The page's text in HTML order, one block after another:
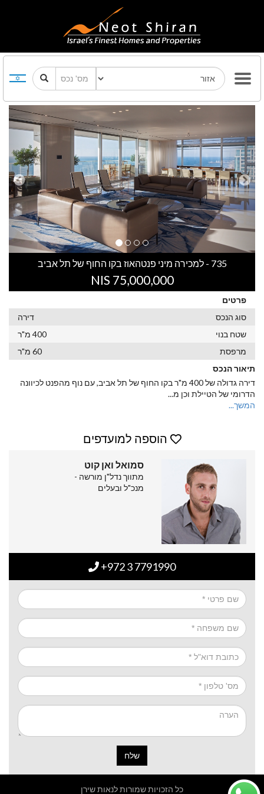
Previous Next
735 - למכירה מיני פנטהאוז בקו החוף של תל אביב
75,000,000 NIS
פרטים
סוג הנכס
דירה
שטח בנוי
400 מ"ר
מרפסת
60 מ"ר
תיאור הנכס
דירה גדולה של 400 מ"ר בקו החוף של תל אביב, עם נוף מהפנט לכיוונה
הדרומי של הטיילת וכן מ...
המשך...
הוספה למועדפים
סמואל ואן קוט
מתווך נדל"ן מורשה -
מנכ"ל ובעלים
+972 3 7791990
שלח
כל הזכויות שמורות לנאות שירן